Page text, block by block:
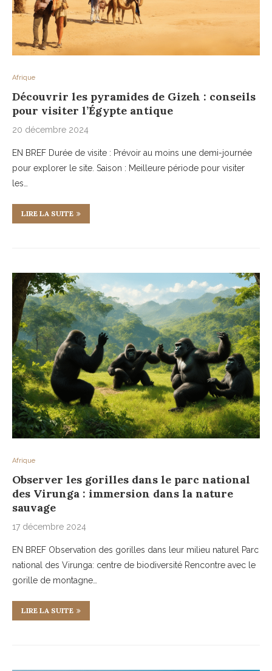
Afrique
Découvrir les pyramides de Gizeh : conseils
pour visiter l’Égypte antique
20 décembre 2024
EN BREF Durée de visite : Prévoir au moins une demi-journée
pour explorer le site. Saison : Meilleure période pour visiter
les…
LIRE LA SUITE
Afrique
Observer les gorilles dans le parc national
des Virunga : immersion dans la nature
sauvage
17 décembre 2024
EN BREF Observation des gorilles dans leur milieu naturel Parc
national des Virunga: centre de biodiversité Rencontre avec le
gorille de montagne…
LIRE LA SUITE